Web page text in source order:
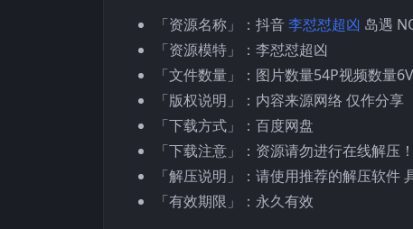
「资源名称」：抖音李怼怼超凶 岛遇
「资源模特」：李怼怼超凶
「文件数量」：图片数量54P视频数量6V
「版权说明」：内容来源网络 仅作分享
「下载方式」：百度网盘
「下载注意」：资源请勿进行在线解压
「解压说明」：请使用推荐的解压软件
「有效期限」：永久有效